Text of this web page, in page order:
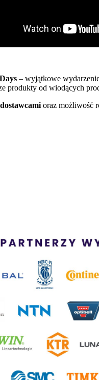
– wyjątkowe
produkty od wiodących
oraz możliwość